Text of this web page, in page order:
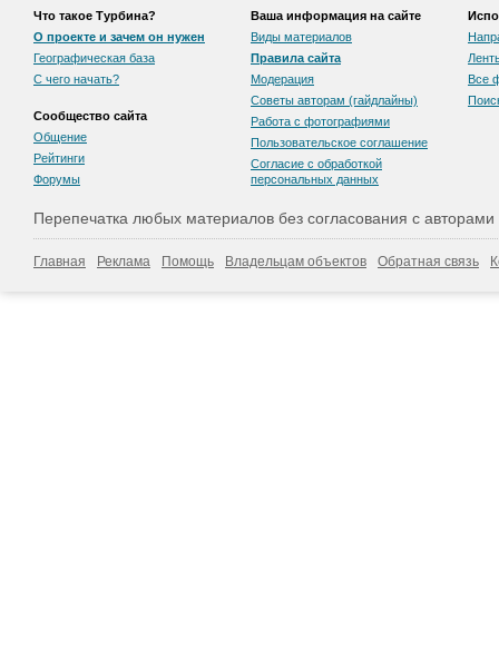
Что такое Турбина?
О проекте и зачем он нужен
Географическая база
С чего начать?
Сообщество сайта
Общение
Рейтинги
Форумы
Ваша информация на сайте
Виды материалов
Правила сайта
Модерация
Советы авторам (гайдлайны)
Работа с фотографиями
Пользовательскоe соглашение
Согласие с обработкой
персональных данных
Все
Перепечатка любых материалов без согласования с
Главная Реклама Помощь Владельцам объектов Обратная связь